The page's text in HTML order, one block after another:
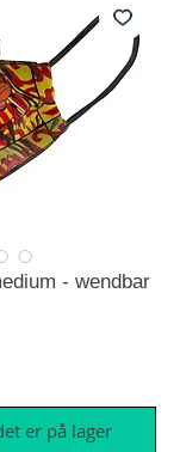
- wendbar
er på lager